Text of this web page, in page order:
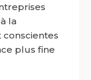
la
plus fine